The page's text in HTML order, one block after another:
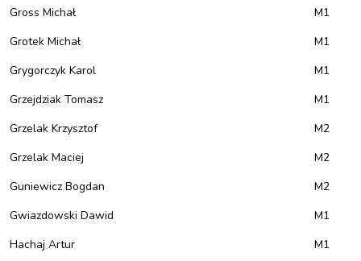
Gross Michał
M1
Grotek Michał
M1
Grygorczyk Karol
M1
Grzejdziak Tomasz
M1
Grzelak Krzysztof
M2
Grzelak Maciej
M2
Guniewicz Bogdan
M2
Gwiazdowski Dawid
M1
Hachaj Artur
M1